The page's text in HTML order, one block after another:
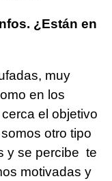
¿Están en
muy
en los
el objetivo
otro tipo
y se percibe te
motivadas y